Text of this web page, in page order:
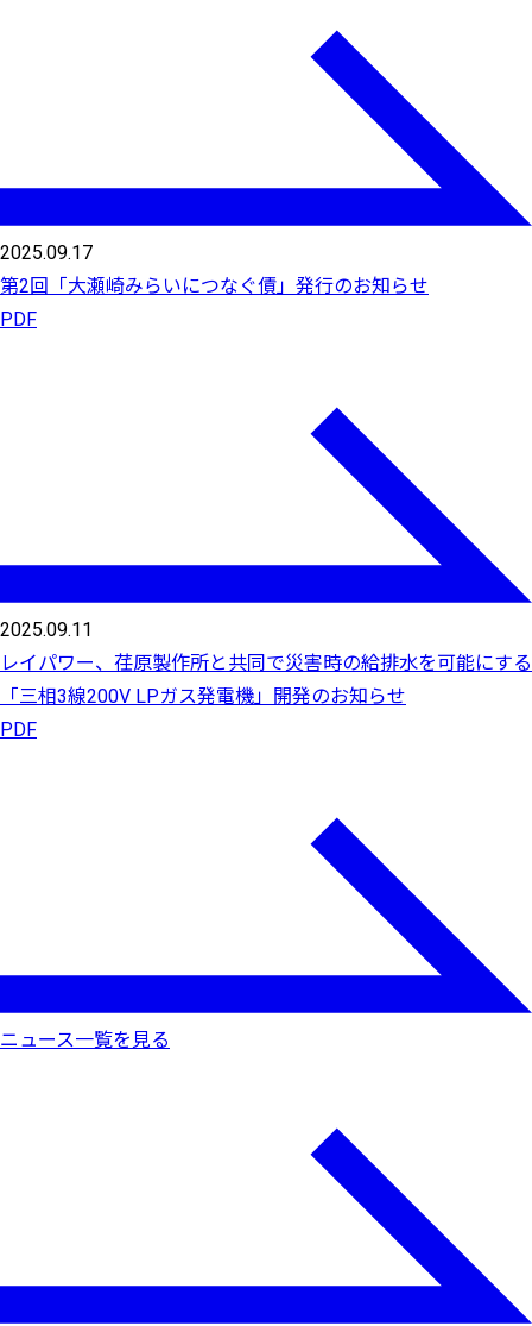
2025.09.17
第2回「大瀬崎みらいにつなぐ債」発行のお知らせ
PDF
2025.09.11
レイパワー、荏原製作所と共同で災害時の給排水を可能にする
「三相3線200V LPガス発電機」開発のお知らせ
PDF
ニュース一覧を見る